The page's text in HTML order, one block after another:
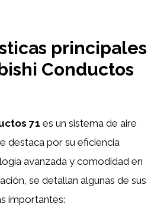
principales
Conductos
71 es un sistema de aire
destaca por su eficiencia
avanzada y comodidad en
se detallan algunas de sus
importantes: